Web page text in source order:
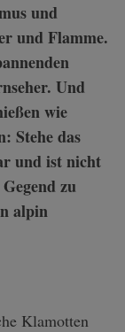
und
und Flamme.
Und
wie
Stehe das
und ist nicht
zu
alpin
Klamotten